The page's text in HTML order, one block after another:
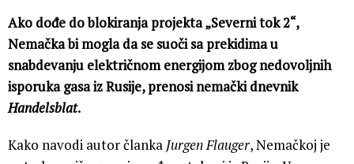
Ako dođe do blokiranja projekta „Severni tok 2“,
Nemačka bi mogla da se suoči sa prekidima u
snabdevanju električnom energijom zbog nedovoljnih
isporuka gasa iz Rusije, prenosi nemački dnevnik
Handelsblat.
Kako navodi autor članka Jurgen Flauger, Nemačkoj je